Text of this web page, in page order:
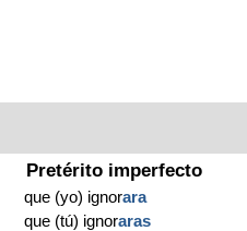
Pretérito imperfecto
que (yo) ignorara
que (tú) ignoraras